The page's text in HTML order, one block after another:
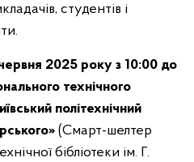
студентів і
2025 року з 10:00 до
технічного
політехнічний
(Смарт-шелтер
бібліотеки ім. Г.